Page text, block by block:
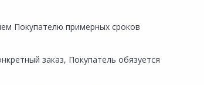
Покупателю примерных сроков
заказ, Покупатель обязуется